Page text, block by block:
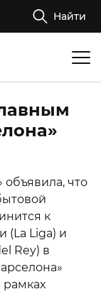
Найти
что
к
(La Liga) и
Rey) в
рамках